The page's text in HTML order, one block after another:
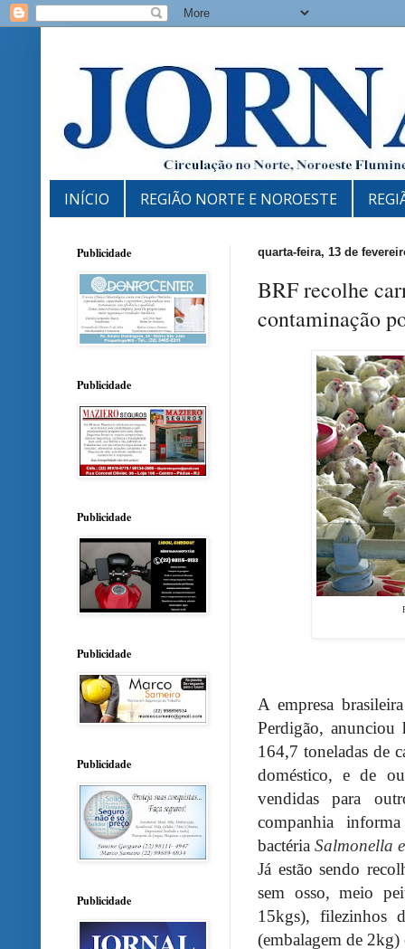
INÍCIO REGIÃO NORTE E NOROESTE
quarta-feira, 13 de
BRF recolhe
contaminação
A empresa
Perdigão, anunciou
164,7 toneladas de
doméstico, e de
vendidas para
companhia
bactéria Salmonella
Já estão sendo
sem osso, meio
15kgs), filezinhos
(embalagem de 2kg)
Publicidade
Publicidade
Publicidade
Publicidade
Publicidade
Publicidade